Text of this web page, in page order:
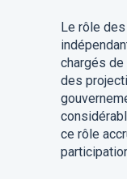
Le rôle
chargés
des
ce rôle